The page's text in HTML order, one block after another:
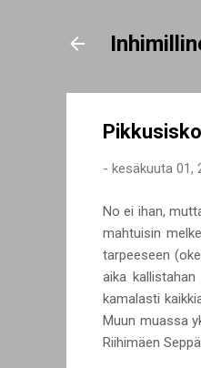
- kesäkuuta 01,
No ei ihan,
mahtuisin
tarpeeseen
aika
kamalasti
Muun muassa
Riihimäen